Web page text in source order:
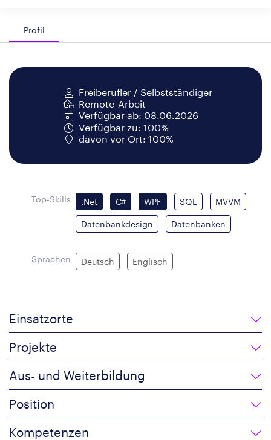
Profil
Freiberufler / Selbstständiger
Remote-Arbeit
Verfügbar ab: 08.06.2026
Verfügbar zu: 100%
davon vor Ort: 100%
Top-Skills .Net C# WPF SQL MVVM
Datenbankdesign Datenbanken
Sprachen Deutsch Englisch
Einsatzorte
Projekte
Aus- und Weiterbildung
Position
Kompetenzen